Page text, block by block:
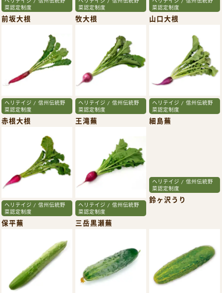
菜認定制度
前坂大根
菜認定制度
牧大根
菜認定制度
山口大根
ヘリテイジ / 信州伝統野
菜認定制度
赤根大根
ヘリテイジ / 信州伝統野
菜認定制度
王滝蕪
ヘリテイジ / 信州伝統野
菜認定制度
細島蕪
ヘリテイジ / 信州伝統野
菜認定制度
保平蕪
ヘリテイジ / 信州伝統野
菜認定制度
三岳黒瀬蕪
ヘリテイジ / 信州伝統野